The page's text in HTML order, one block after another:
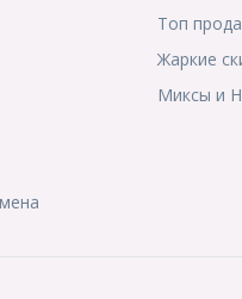
Топ
Жаркие
Миксы и